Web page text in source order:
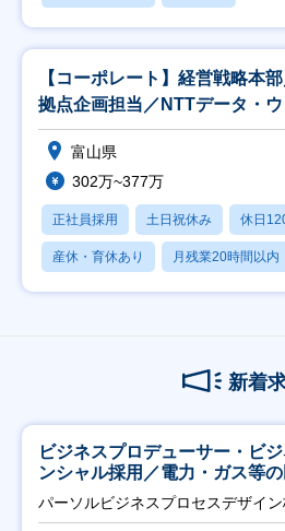
【コーポレート】経営戦略本
拠点企画担当／NTTデータ・
富山県
302万~377万
正社員採用 土日祝休み 休日
産休・育休あり 月残業20時間以内
新着
ビジネスプロデューサー・ビ
ンシャル採用／電力・ガス等
ト推進】
パーソルビジネスプロセスデザイ